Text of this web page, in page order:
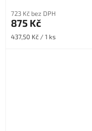
723 Kč bez DPH
875 Kč
Měrná
437,50 Kč / 1 ks